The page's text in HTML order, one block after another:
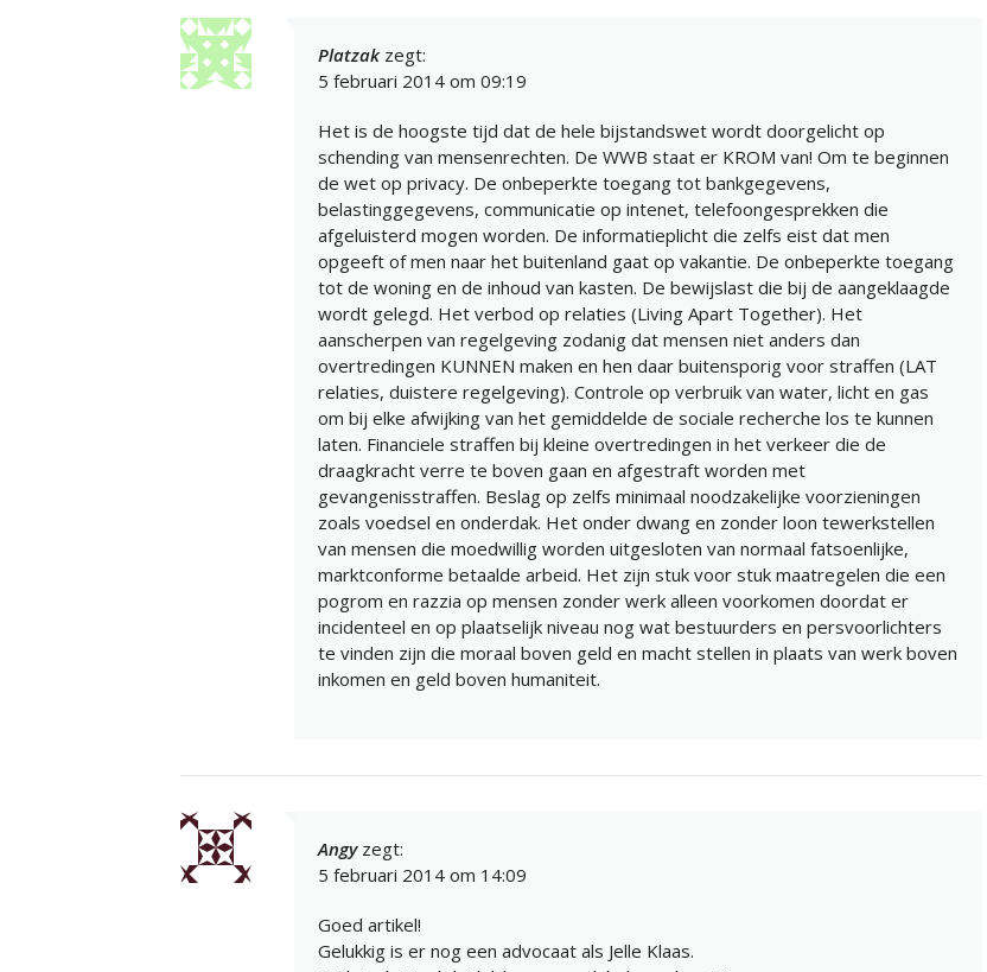
Platzak zegt:
5 februari 2014 om 09:19
Het is de hoogste tijd dat de hele bijstandswet wordt doorgelicht op
schending van mensenrechten. De WWB staat er KROM van! Om te beginnen
de wet op privacy. De onbeperkte toegang tot bankgegevens,
belastinggegevens, communicatie op intenet, telefoongesprekken die
afgeluisterd mogen worden. De informatieplicht die zelfs eist dat men
opgeeft of men naar het buitenland gaat op vakantie. De onbeperkte toegang
tot de woning en de inhoud van kasten. De bewijslast die bij de aangeklaagde
wordt gelegd. Het verbod op relaties (Living Apart Together). Het
aanscherpen van regelgeving zodanig dat mensen niet anders dan
overtredingen KUNNEN maken en hen daar buitensporig voor straffen (LAT
relaties, duistere regelgeving). Controle op verbruik van water, licht en gas
om bij elke afwijking van het gemiddelde de sociale recherche los te kunnen
laten. Financiele straffen bij kleine overtredingen in het verkeer die de
draagkracht verre te boven gaan en afgestraft worden met
gevangenisstraffen. Beslag op zelfs minimaal noodzakelijke voorzieningen
zoals voedsel en onderdak. Het onder dwang en zonder loon tewerkstellen
van mensen die moedwillig worden uitgesloten van normaal fatsoenlijke,
marktconforme betaalde arbeid. Het zijn stuk voor stuk maatregelen die een
pogrom en razzia op mensen zonder werk alleen voorkomen doordat er
incidenteel en op plaatselijk niveau nog wat bestuurders en persvoorlichters
te vinden zijn die moraal boven geld en macht stellen in plaats van werk boven
inkomen en geld boven humaniteit.
Angy zegt:
5 februari 2014 om 14:09
Goed artikel!
Gelukkig is er nog een advocaat als Jelle Klaas.